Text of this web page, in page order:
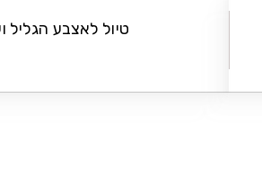
טיול לאצבע הגליל